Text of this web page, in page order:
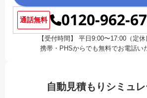
通話無料 0120-962-
【受付時間】 平日9:00〜17:00（定休
携帯・PHSからでも無料でお電話い
自動見積もりシミュ